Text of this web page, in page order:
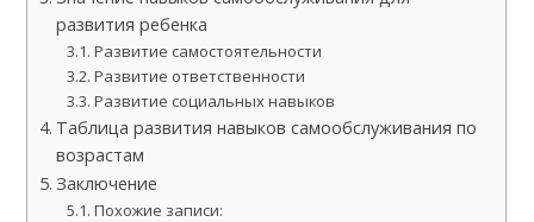
развития ребенка
Развитие самостоятельности
Развитие ответственности
Развитие социальных навыков
Таблица развития навыков самообслуживания по
возрастам
Заключение
Похожие записи: